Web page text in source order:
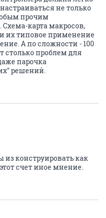
не только
прочим
карта макросов,
их типовое применение
А по сложности - 100
столько проблем для
парочка
решений.
конструировать как
счет иное мнение.